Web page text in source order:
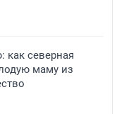
северная
маму из